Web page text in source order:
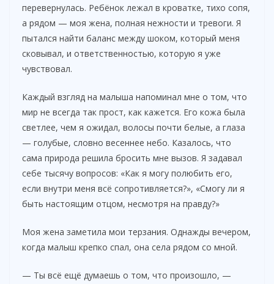
перевернулась. Ребёнок лежал в кроватке, тихо сопя,
а рядом — моя жена, полная нежности и тревоги. Я
пытался найти баланс между шоком, который меня
сковывал, и ответственностью, которую я уже
чувствовал.
Каждый взгляд на малыша напоминал мне о том, что
мир не всегда так прост, как кажется. Его кожа была
светлее, чем я ожидал, волосы почти белые, а глаза
— голубые, словно весеннее небо. Казалось, что
сама природа решила бросить мне вызов. Я задавал
себе тысячу вопросов: «Как я могу полюбить его,
если внутри меня всё сопротивляется?», «Смогу ли я
быть настоящим отцом, несмотря на правду?»
Моя жена заметила мои терзания. Однажды вечером,
когда малыш крепко спал, она села рядом со мной.
— Ты всё ещё думаешь о том, что произошло, —